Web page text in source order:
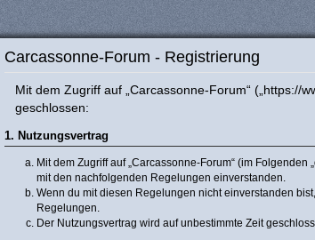
Carcassonne-Forum - Registrierung
Mit dem Zugriff auf „Carcassonne-Forum“ („https://
geschlossen:
1. Nutzungsvertrag
Mit dem Zugriff auf „Carcassonne-Forum“ (im
mit den nachfolgenden Regelungen einverstanden.
Wenn du mit diesen Regelungen nicht einverstanden
Regelungen.
Der Nutzungsvertrag wird auf unbestimmte Zeit